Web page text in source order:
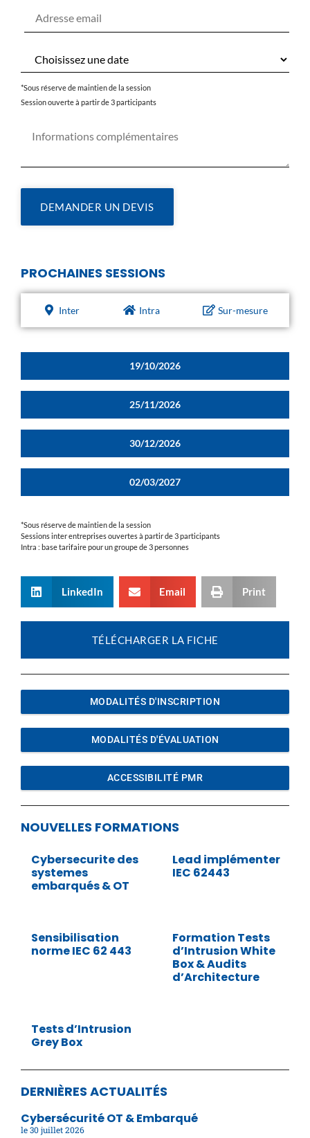
*Sous réserve de maintien de la session
Session ouverte à partir de 3 participants
DEMANDER UN DEVIS
PROCHAINES SESSIONS
Inter Intra Sur-mesure
19/10/2026
25/11/2026
30/12/2026
02/03/2027
*Sous réserve de maintien de la session
Sessions inter entreprises ouvertes à partir de 3 participants
Intra : base tarifaire pour un groupe de 3 personnes
LinkedIn Email Print
TÉLÉCHARGER LA FICHE
MODALITÉS D'INSCRIPTION
MODALITÉS D'ÉVALUATION
ACCESSIBILITÉ PMR
NOUVELLES FORMATIONS
Cybersecurite des
systemes
embarqués & OT
Lead implémenter
IEC 62443
Sensibilisation
norme IEC 62 443
Formation Tests
d’Intrusion White
Box & Audits
d’Architecture
Tests d’Intrusion
Grey Box
DERNIÈRES ACTUALITÉS
Cybersécurité OT & Embarqué
30 juillet 2026